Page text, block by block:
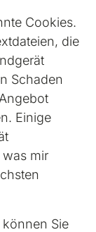
Cookies.
die
Schaden
Einige
was mir
Sie